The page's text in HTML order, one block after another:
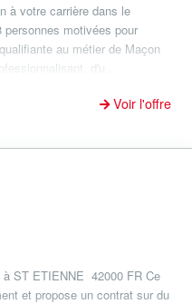
à votre carrière dans le
motivées pour
au métier de Maçon
d'u...
Voir l'offre
ST ETIENNE 42000 FR Ce
et propose un contrat sur du